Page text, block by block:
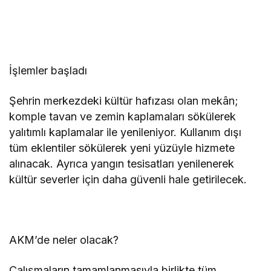
İşlemler başladı
Şehrin merkezdeki kültür hafızası olan mekân;
komple tavan ve zemin kaplamaları sökülerek
yalıtımlı kaplamalar ile yenileniyor. Kullanım dışı
tüm eklentiler sökülerek yeni yüzüyle hizmete
alınacak. Ayrıca yangın tesisatları yenilenerek
kültür severler için daha güvenli hale getirilecek.
AKM’de neler olacak?